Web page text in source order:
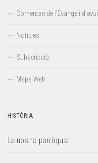
Comentari de l’Evangeli d’avui
Notícies
Subscripció
Mapa Web
HISTÒRIA
La nostra parròquia